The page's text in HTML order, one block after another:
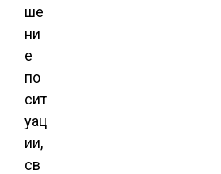
ше
ни
е
по
сит
уац
ии,
св